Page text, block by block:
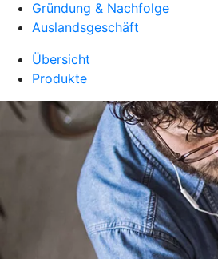
Gründung & Nachfolge
Auslandsgeschäft
Übersicht
Produkte